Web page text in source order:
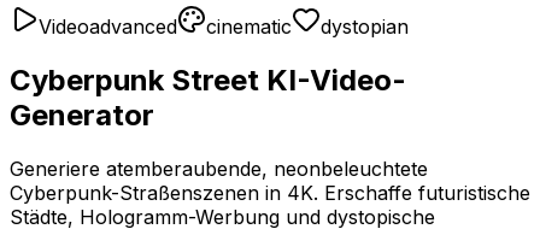
Videoadvanced cinematic dystopian
Cyberpunk Street KI-Video-
Generator
Generiere atemberaubende, neonbeleuchtete
Cyberpunk-Straßenszenen in 4K. Erschaffe futuristische
Städte, Hologramm-Werbung und dystopische